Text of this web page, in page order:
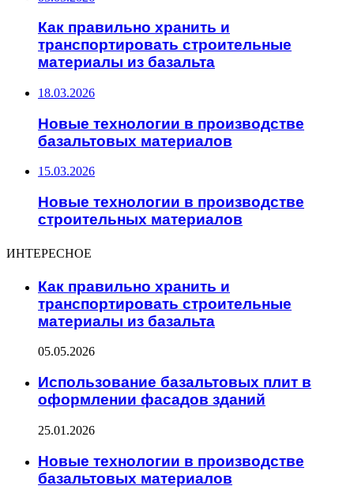
Как правильно хранить и
транспортировать строительные
материалы из базальта
18.03.2026
Новые технологии в производстве
базальтовых материалов
15.03.2026
Новые технологии в производстве
строительных материалов
ИНТЕРЕСНОЕ
Как правильно хранить и
транспортировать строительные
материалы из базальта
05.05.2026
Использование базальтовых плит в
оформлении фасадов зданий
25.01.2026
Новые технологии в производстве
базальтовых материалов